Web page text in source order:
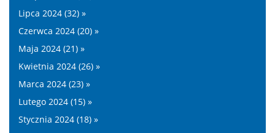
Lipca 2024 (32) »
Czerwca 2024 (20) »
Maja 2024 (21) »
Kwietnia 2024 (26) »
Marca 2024 (23) »
Lutego 2024 (15) »
Stycznia 2024 (18) »